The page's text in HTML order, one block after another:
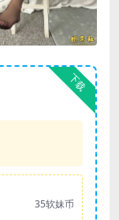
下载
35软妹币